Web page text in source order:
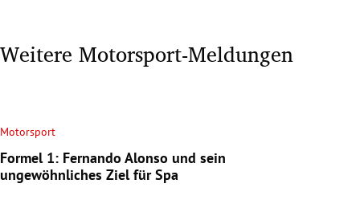
Weitere Motorsport-Meldungen
Motorsport
Formel 1: Fernando Alonso und sein
ungewöhnliches Ziel für Spa